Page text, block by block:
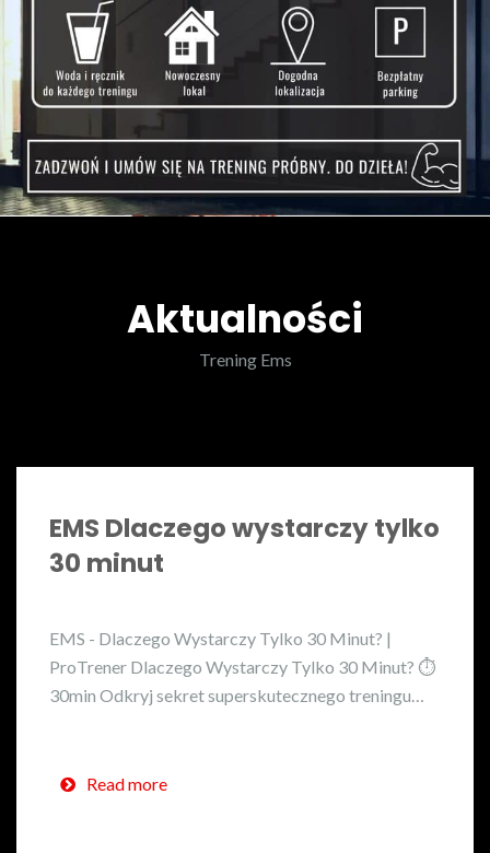
Aktualności
Trening Ems
EMS Dlaczego wystarczy tylko
30 minut
EMS - Dlaczego Wystarczy Tylko 30 Minut? |
ProTrener Dlaczego Wystarczy Tylko 30 Minut? ⏱️
30min Odkryj sekret superskutecznego treningu…
Read more